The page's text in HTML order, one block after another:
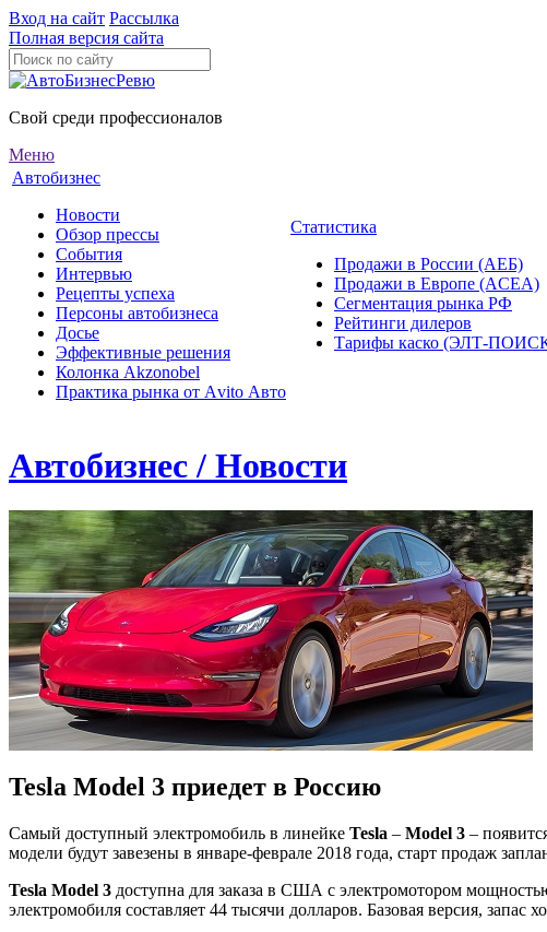
Вход на сайт Рассылка
Полная версия сайта
Свой среди профессионалов
Меню
Автобизнес
Новости
Обзор прессы
События
Интервью
Рецепты успеха
Персоны автобизнеса
Досье
Эффективные решения
Колонка Akzonobel
Практика рынка от Аvito Авто
Статистика
Продажи в России (АЕБ)
Продажи в Европе (ACEA)
Сегментация рынка РФ
Рейтинги дилеров
Тарифы каско (ЭЛТ-
Автобизнес / Новости
Tesla Model 3 приедет в Россию
Самый доступный электромобиль в линейке Tesla – Model 3 –
модели будут завезены в январе-феврале 2018 года, старт продаж
Tesla Model 3 доступна для заказа в США с электромотором
электромобиля составляет 44 тысячи долларов. Базовая версия,